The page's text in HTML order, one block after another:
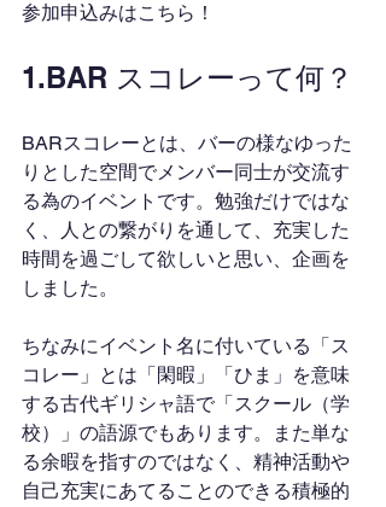
参加申込みはこちら！
1.BAR スコレーって何？
BARスコレーとは、バーの様なゆった
りとした空間でメンバー同士が交流す
る為のイベントです。勉強だけではな
く、人との繋がりを通して、充実した
時間を過ごして欲しいと思い、企画を
しました。
ちなみにイベント名に付いている「ス
コレー」とは「閑暇」「ひま」を意味
する古代ギリシャ語で「スクール（学
校）」の語源でもあります。また単な
る余暇を指すのではなく、精神活動や
自己充実にあてることのできる積極的